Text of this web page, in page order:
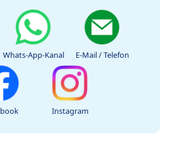
Whats-App-Kanal E-Mail / Telefon
Instagram